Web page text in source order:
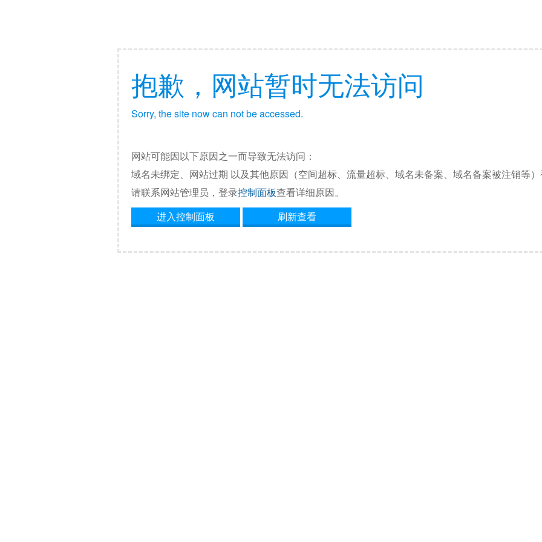
抱歉，网站暂时无法访问
Sorry, the site now can not be accessed.
网站可能因以下原因之一而导致无法访问：
域名未绑定、网站过期 以及其他原因（空间超标、流量超标、域名未备案、域名备案被注销等）
请联系网站管理员，登录控制面板查看详细原因。
进入控制面板
刷新查看